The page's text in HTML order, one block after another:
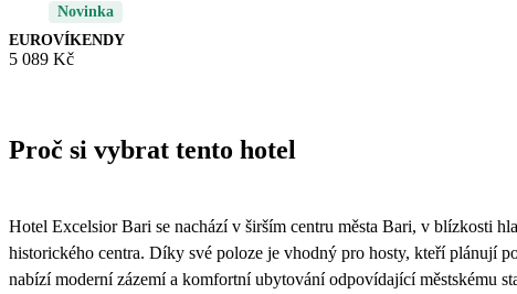
Novinka
EUROVÍKENDY
5 089 Kč
Proč si vybrat tento hotel
Hotel Excelsior Bari se nachází v širším centru města Bari, v blízkosti
historického centra. Díky své poloze je vhodný pro hosty, kteří plánují
nabízí moderní zázemí a komfortní ubytování odpovídající městskému